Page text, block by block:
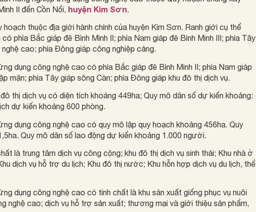
II đến Cồn Nổi, huyện Kim Sơn.
hoạch thuộc địa giới hành chính của huyện Kim Sơn. Ranh giới cụ thể
phía Bắc giáp đê Bình Minh II; phía Nam giáp đê Bình Minh III; phía Tây
cao; phía Đông giáp công nghiệp cảng.
dụng công nghệ cao có phía Bắc giáp đê Bình Minh II; phía Nam giáp
mặn; phía Tây giáp sông Càn; phía Đông giáp khu đô thị dịch vụ.
thị dịch vụ có diện tích khoảng 449ha; Quy mô dân số dự kiến khoảng:
dự kiến khoảng 600 phòng.
dụng công nghệ cao có quy mô lập quy hoạch khoảng 456ha. Quy
Quy mô dân số lao động dự kiến khoảng 1.000 người.
là trung tâm dịch vụ công cộng; khu đô thị dịch vụ sinh thái; Khu nhà ở
dịch vụ hỗ trợ du lịch; Khu đô thị nước; Khu hỗn hợp dịch vụ du lịch, thể
dụng công nghệ cao có tính chất là khu sản xuất giống phục vụ nuôi
nghệ cao; dịch vụ hỗ trợ sản xuất; thương mại và giới thiệu sản phẩm,